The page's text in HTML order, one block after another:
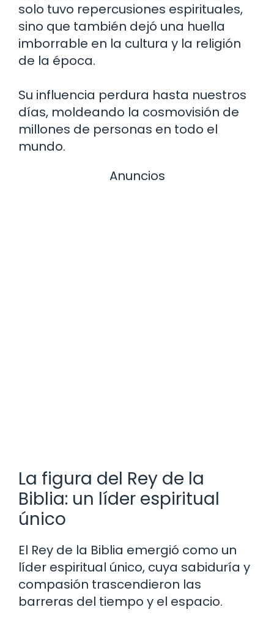
solo tuvo repercusiones espirituales,
sino que también dejó una huella
imborrable en la cultura y la religión
de la época.
Su influencia perdura hasta nuestros
días, moldeando la cosmovisión de
millones de personas en todo el
mundo.
Anuncios
La figura del Rey de la
Biblia: un líder espiritual
único
El Rey de la Biblia emergió como un
líder espiritual único, cuya sabiduría y
compasión trascendieron las
barreras del tiempo y el espacio.